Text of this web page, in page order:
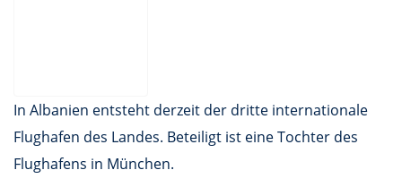
In Albanien entsteht derzeit der dritte internationale
Flughafen des Landes. Beteiligt ist eine Tochter des
Flughafens in München.